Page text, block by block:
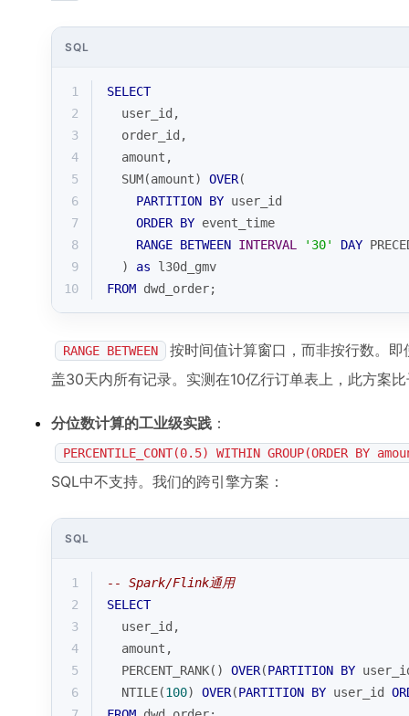
SQL
1
SELECT
2
  user_id,
3
  order_id,
4
  amount,
5
SUM(amount) OVER(
6
PARTITION BY user_id
7
ORDER BY event_time
8
RANGE BETWEEN INTERVAL '30' DAY
9
  )
as l30d_gmv
10
FROM dwd_order;
RANGE BETWEEN
按时间值计算窗口，而非按行数。
盖30天内所有记录。实测在10亿行订单表上，此方案
分位数计算的工业级实践 ：
PERCENTILE_CONT(0.5) WITHIN GROUP(ORDER BY
SQL中不支持。我们的跨引擎方案：
SQL
1
-- Spark/Flink通用
2
SELECT
3
  user_id,
4
  amount,
5
PERCENT_RANK() OVER(PARTITION BY
6
NTILE(100) OVER(PARTITION BY user_id